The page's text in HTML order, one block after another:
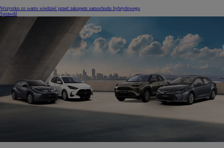
Wszystko co warto wiedzieć przed zakupem samochodu hybrydowego
Sprawdź